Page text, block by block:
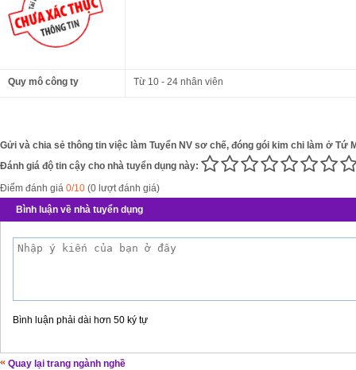
Quy mô công ty Từ 10 - 24 nhân viên
Gửi và chia sẻ thông tin việc làm Tuyển NV sơ chế, đóng gói kim chi làm ở Tứ
Đánh giá độ tin cậy cho nhà tuyển dụng này:
Điểm đánh giá 0/10 (0 lượt đánh giá)
Bình luận về nhà tuyển dụng
Bình luận phải dài hơn 50 ký tự
Quay lại trang ngành nghề